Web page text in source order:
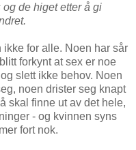
de higet etter å gi
ikke for alle. Noen har sår
forkynt at sex er noe
slett ikke behov. Noen
noen drister seg knapt
skal finne ut av det hele,
- og kvinnen syns
fort nok.